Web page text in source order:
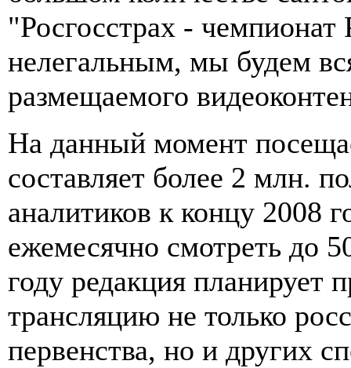
"Росгосстрах - чемпионат
нелегальным, мы будем
размещаемого
На данный момент
составляет более 2 млн.
аналитиков к концу 2008
ежемесячно смотреть до
году редакция планирует
трансляцию не только
первенства, но и других